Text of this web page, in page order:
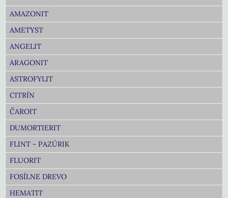
AMAZONIT
AMETYST
ANGELIT
ARAGONIT
ASTROFYLIT
CITRÍN
ČAROIT
DUMORTIERIT
FLINT - PAZÚRIK
FLUORIT
FOSÍLNE DREVO
HEMATIT